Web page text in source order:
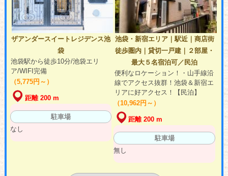
ザアンダースイートレジデンス池
袋
池袋駅から徒歩10分/池袋エリ
ア/WIFI完備
（5,775円～）
距離 200 m
駐車場
なし
池袋・新宿エリア｜駅近｜商店街
徒歩圏内｜貸切一戸建｜２部屋・
最大５名宿泊可／民泊
便利なロケーション！・山手線沿
線でアクセス抜群！池袋＆新宿エ
リアに好アクセス！【民泊】
（10,962円～）
距離 200 m
駐車場
無し